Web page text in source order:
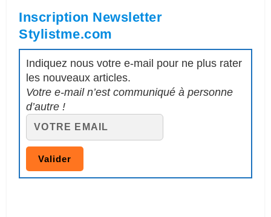
Inscription Newsletter
Stylistme.com
Indiquez nous votre e-mail pour ne plus rater
les nouveaux articles.
Votre e-mail n’est communiqué à personne
d’autre !